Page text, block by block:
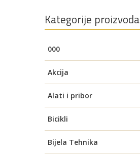
Kategorije proizvoda
000
Akcija
Alati i pribor
Akumulatorski alati
Aku brusilice
Auto oprema
Bicikli
Električni bicikli
Bijela Tehnika